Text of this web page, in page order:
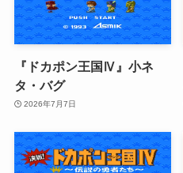
『ドカポン王国Ⅳ』小ネ
タ・バグ
2026年7月7日